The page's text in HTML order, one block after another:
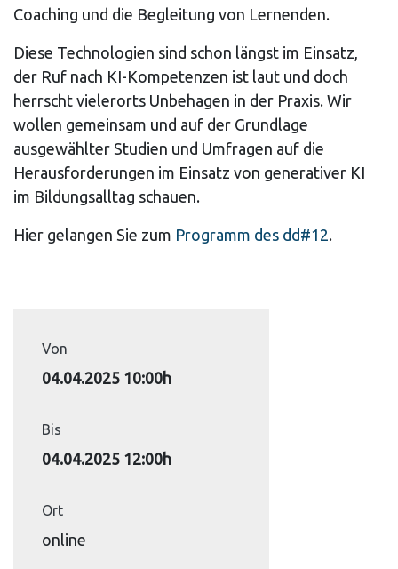
Coaching und die Begleitung von Lernenden.
Diese Technologien sind schon längst im Einsatz,
der Ruf nach KI-Kompetenzen ist laut und doch
herrscht vielerorts Unbehagen in der Praxis. Wir
wollen gemeinsam und auf der Grundlage
ausgewählter Studien und Umfragen auf die
Herausforderungen im Einsatz von generativer KI
im Bildungsalltag schauen.
Hier gelangen Sie zum Programm des dd#12.
Von
04.04.2025 10:00h
Bis
04.04.2025 12:00h
Ort
online